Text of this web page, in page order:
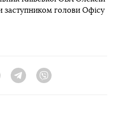
заступником голови Офісу
Twitter Telegram